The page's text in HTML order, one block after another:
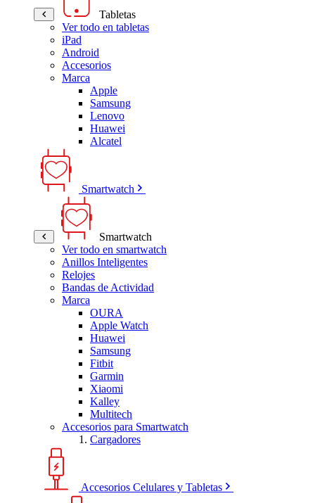
Tabletas
Ver todo en tabletas
iPad
Android
Accesorios
Marca
Apple
Samsung
Lenovo
Huawei
Alcatel
Smartwatch
Smartwatch
Ver todo en smartwatch
Anillos Inteligentes
Relojes
Bandas de Actividad
Marca
OURA
Apple Watch
Huawei
Samsung
Fitbit
Garmin
Xiaomi
Kalley
Multitech
Accesorios para Smartwatch
Cargadores
Accesorios Celulares y Tabletas